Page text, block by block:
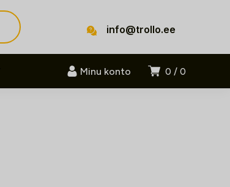
info@trollo.ee
0 0
Minu konto